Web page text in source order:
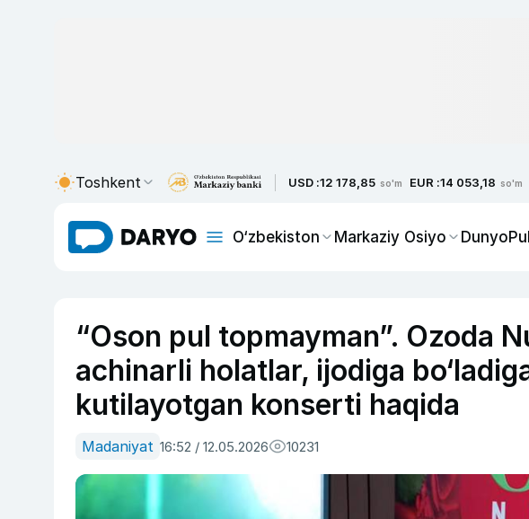
Toshkent USD :12 178,85 so'm EUR :14 053,18 so'm
O‘zbekiston Markaziy Osiyo DunyoPul
“Oson pul topmayman”. Ozoda
achinarli holatlar, ijodiga
kutilayotgan konserti haqida
Madaniyat 16:52 / 12.05.2026 10231